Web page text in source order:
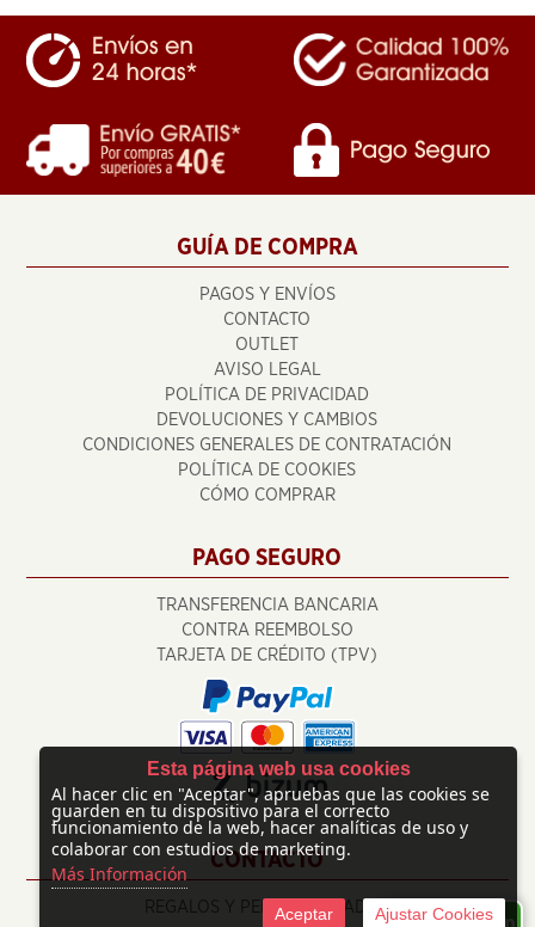
GUÍA DE COMPRA
PAGOS Y ENVÍOS
CONTACTO
OUTLET
AVISO LEGAL
POLÍTICA DE PRIVACIDAD
DEVOLUCIONES Y CAMBIOS
CONDICIONES GENERALES DE CONTRATACIÓN
POLÍTICA DE COOKIES
CÓMO COMPRAR
PAGO SEGURO
TRANSFERENCIA BANCARIA
CONTRA REEMBOLSO
TARJETA DE CRÉDITO (TPV)
CONTACTO
REGALOS Y PERSONALIZADOS
Esta página web usa cookies
Al hacer clic en "Aceptar", apruebas que las cookies se
guarden en tu dispositivo para el correcto
funcionamiento de la web, hacer analíticas de uso y
colaborar con estudios de marketing.
Más Información
Aceptar Ajustar Cookies